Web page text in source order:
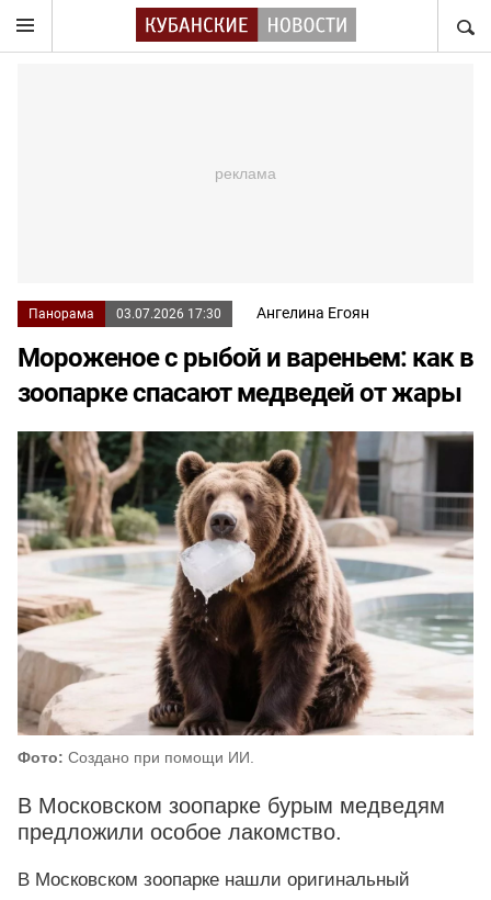
Панорама 03.07.2026 17:30 Ангелина Егоян
Мороженое с рыбой и вареньем: как в
зоопарке спасают медведей от жары
Фото: Создано при помощи ИИ.
В Московском зоопарке бурым медведям
предложили особое лакомство.
В Московском зоопарке нашли оригинальный